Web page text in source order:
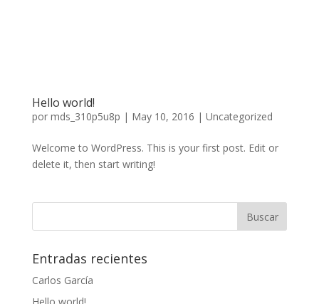
Hello world!
por mds_310p5u8p | May 10, 2016 | Uncategorized
Welcome to WordPress. This is your first post. Edit or
delete it, then start writing!
Entradas recientes
Carlos García